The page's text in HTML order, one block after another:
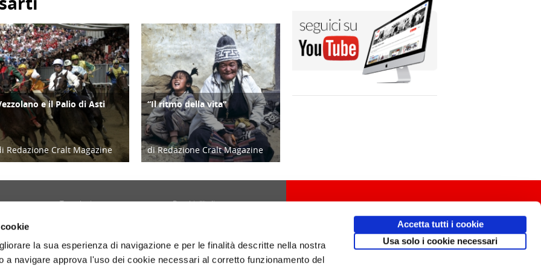
la sua esperienza di navigazione e per le finalità descritte nella nostra
a navigare approva l'uso dei cookie necessari al corretto funzionamento del
Accetta tutti i cookie
Usa solo i cookie necessari
e il Palio di Asti
Redazione Cralt Magazine
CULTURA/ARTE
“Il ritmo della vita”
di Redazione Cralt Magazine
Tecnologia
Diario di Viaggio
Borghi d'Italia
Copertina